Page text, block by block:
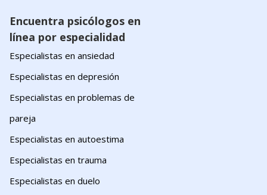
Encuentra psicólogos en
línea por especialidad
Especialistas en ansiedad
Especialistas en depresión
Especialistas en problemas de
pareja
Especialistas en autoestima
Especialistas en trauma
Especialistas en duelo